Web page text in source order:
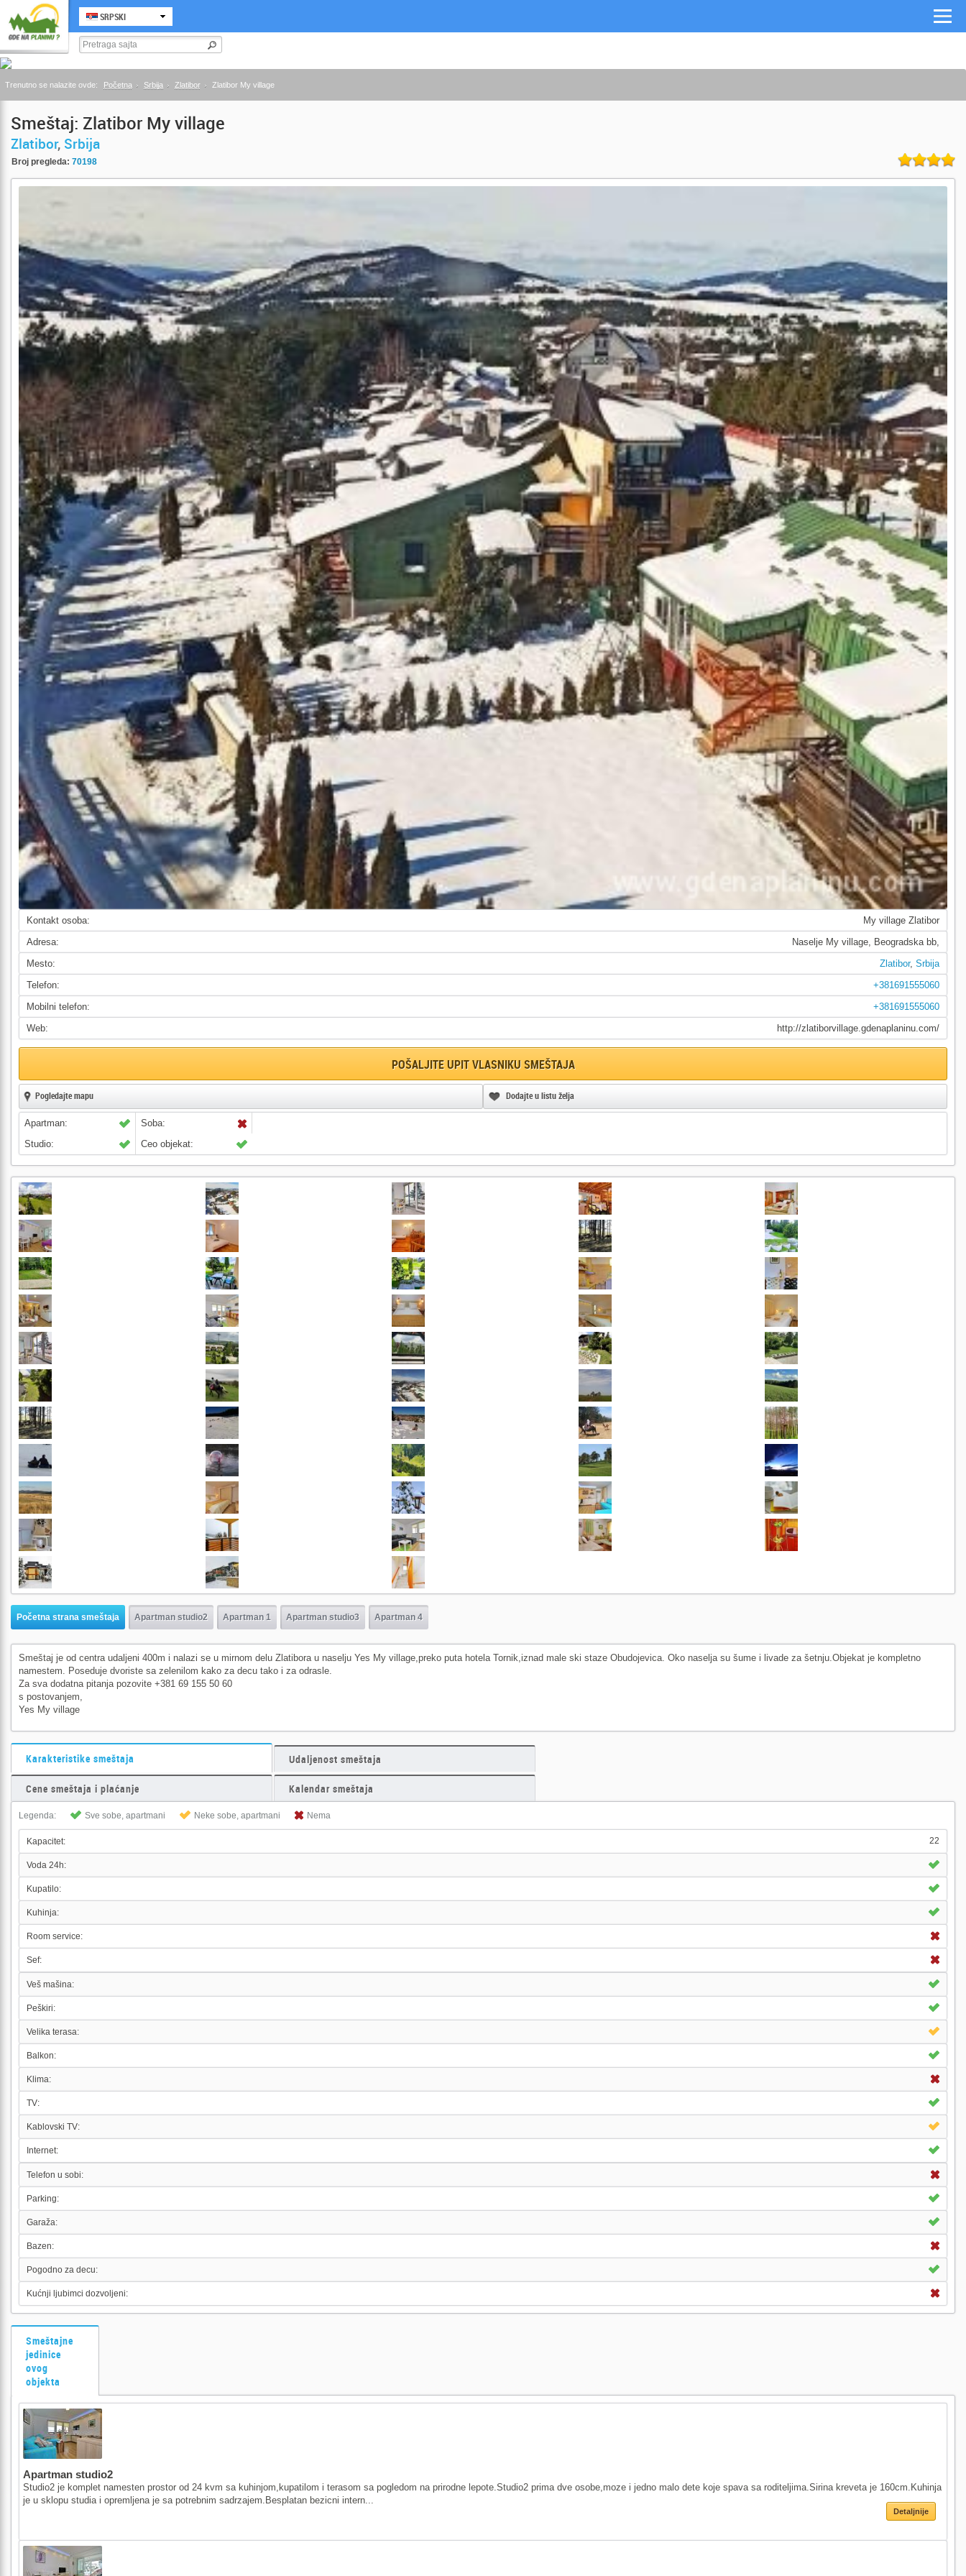
SRPSKI
Trenutno se nalazite ovde: Početna Srbija Zlatibor Zlatibor My village
Smeštaj: Zlatibor My village
Zlatibor, Srbija
Broj pregleda: 70198
Kontakt osoba:
My village Zlatibor
Adresa:
Naselje My village, Beogradska bb,
Mesto:
Zlatibor, Srbija
Telefon:
+381691555060
Mobilni telefon:
+381691555060
Web:
http://zlatiborvillage.gdenaplaninu.com/
POŠALJITE UPIT VLASNIKU SMEŠTAJA
Pogledajte mapu Dodajte u listu želja
Apartman:
Soba:
Studio:
Ceo objekat:
Početna strana smeštaja Apartman studio2 Apartman 1 Apartman studio3 Apartman 4
Smeštaj je od centra udaljeni 400m i nalazi se u mirnom delu Zlatibora u naselju Yes My village,preko puta hotela Tornik,iznad male ski staze Obudojevica. Oko naselja su šume i livade za šetnju.Objekat je kompletno
namestem. Poseduje dvoriste sa zelenilom kako za decu tako i za odrasle.
Za sva dodatna pitanja pozovite +381 69 155 50 60
s postovanjem,
Yes My village
Karakteristike smeštaja Udaljenost smeštaja
Cene smeštaja i plaćanje Kalendar smeštaja
Legenda: Sve sobe, apartmani Neke sobe, apartmani Nema
Kapacitet: 22
Voda 24h:
Kupatilo:
Kuhinja:
Room service:
Sef:
Veš mašina:
Peškiri:
Velika terasa:
Balkon:
Klima:
TV:
Kablovski TV:
Internet:
Telefon u sobi:
Parking:
Garaža:
Bazen:
Pogodno za decu:
Kućnji ljubimci dozvoljeni:
Smeštajne
jedinice
ovog
objekta
Apartman studio2
Studio2 je komplet namesten prostor od 24 kvm sa kuhinjom,kupatilom i terasom sa pogledom na prirodne lepote.Studio2 prima dve osobe,moze i jedno malo dete koje spava sa roditeljima.Sirina kreveta je 160cm.Kuhinja
je u sklopu studia i opremljena je sa potrebnim sadrzajem.Besplatan bezicni intern...
Detaljnije